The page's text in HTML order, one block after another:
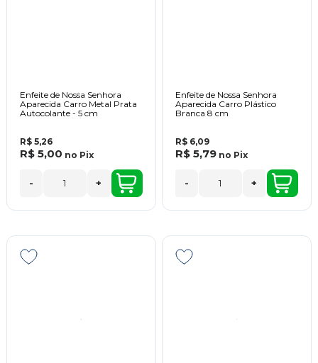
Enfeite de Nossa Senhora
Aparecida Carro Metal Prata
Autocolante - 5 cm
R$ 5,26
R$ 5,00 no Pix
- +
Enfeite de Nossa Senhora
Aparecida Carro Plástico
Branca 8 cm
R$ 6,09
R$ 5,79 no Pix
- +